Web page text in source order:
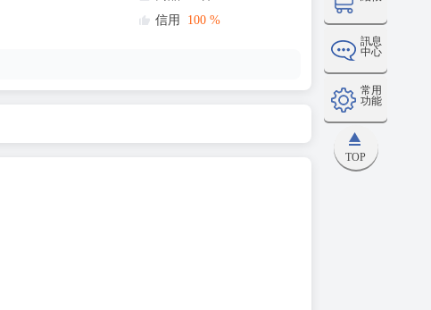
訊息
中心
常用
功能
TOP
信用
100 %